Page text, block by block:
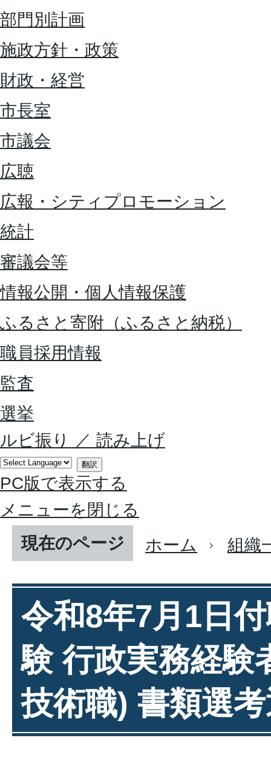
部門別計画
施政方針・政策
財政・経営
市長室
市議会
広聴
広報・シティプロモーション
統計
審議会等
情報公開・個人情報保護
ふるさと寄附（ふるさと納税）
職員採用情報
監査
選挙
ルビ振り
／ 読み上げ
翻訳
PC版で表示する
メニューを閉じる
現在のページ
ホーム 組織
令和8年7月1日
験 行政実務経験
技術職) 書類選